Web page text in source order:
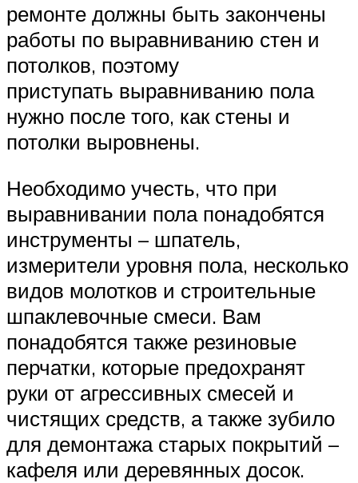
ремонте должны быть закончены
работы по выравниванию стен и
потолков, поэтому
приступать выравниванию пола
нужно после того, как стены и
потолки выровнены.
Необходимо учесть, что при
выравнивании пола понадобятся
инструменты – шпатель,
измерители уровня пола, несколько
видов молотков и строительные
шпаклевочные смеси. Вам
понадобятся также резиновые
перчатки, которые предохранят
руки от агрессивных смесей и
чистящих средств, а также зубило
для демонтажа старых покрытий –
кафеля или деревянных досок.